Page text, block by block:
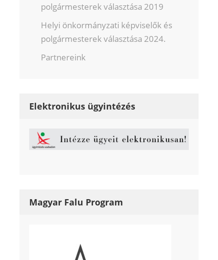
polgármesterek választása 2019
Helyi önkormányzati képviselők és
polgármesterek választása 2024.
Partnereink
Elektronikus ügyintézés
Magyar Falu Program